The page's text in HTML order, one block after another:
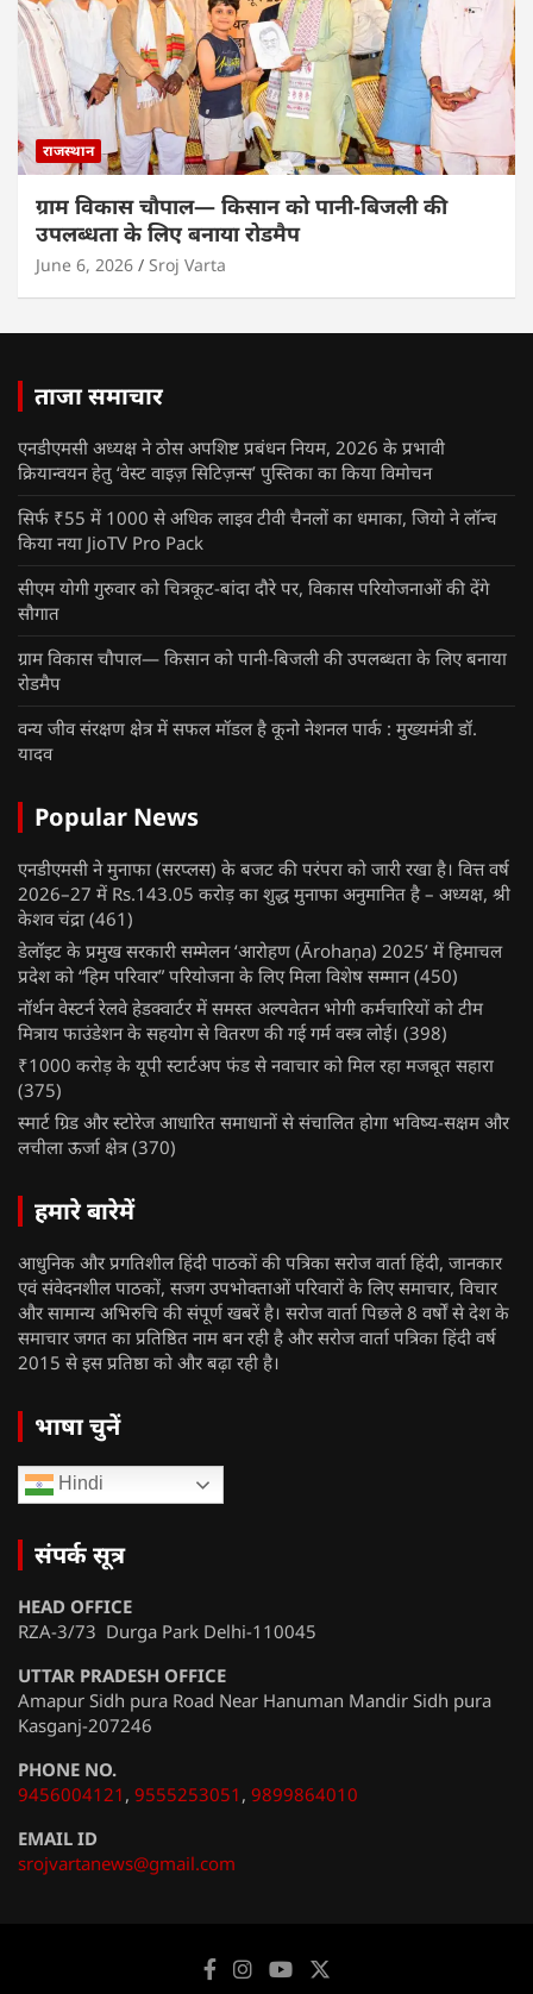
राजस्थान
ग्राम विकास चौपाल— किसान को पानी-बिजली की
उपलब्धता के लिए बनाया रोडमैप
June 6, 2026 Sroj Varta
ताजा समाचार
एनडीएमसी अध्यक्ष ने ठोस अपशिष्ट प्रबंधन नियम, 2026 के प्रभावी
क्रियान्वयन हेतु ‘वेस्ट वाइज़ सिटिज़न्स’ पुस्तिका का किया विमोचन
सिर्फ ₹55 में 1000 से अधिक लाइव टीवी चैनलों का धमाका, जियो ने लॉन्च
किया नया JioTV Pro Pack
सीएम योगी गुरुवार को चित्रकूट-बांदा दौरे पर, विकास परियोजनाओं की देंगे
सौगात
ग्राम विकास चौपाल— किसान को पानी-बिजली की उपलब्धता के लिए बनाया
रोडमैप
वन्य जीव संरक्षण क्षेत्र में सफल मॉडल है कूनो नेशनल पार्क : मुख्यमंत्री डॉ.
यादव
Popular News
एनडीएमसी ने मुनाफा (सरप्लस) के बजट की परंपरा को जारी रखा है। वित्त वर्ष
2026–27 में Rs.143.05 करोड़ का शुद्ध मुनाफा अनुमानित है – अध्यक्ष, श्री
केशव चंद्रा (461)
डेलॉइट के प्रमुख सरकारी सम्मेलन ‘आरोहण (Ārohaṇa) 2025’ में हिमाचल
प्रदेश को “हिम परिवार” परियोजना के लिए मिला विशेष सम्मान (450)
नॉर्थन वेस्टर्न रेलवे हेडक्वार्टर में समस्त अल्पवेतन भोगी कर्मचारियों को टीम
मित्राय फाउंडेशन के सहयोग से वितरण की गई गर्म वस्त्र लोई। (398)
₹1000 करोड़ के यूपी स्टार्टअप फंड से नवाचार को मिल रहा मजबूत सहारा
(375)
स्मार्ट ग्रिड और स्टोरेज आधारित समाधानों से संचालित होगा भविष्य-सक्षम और
लचीला ऊर्जा क्षेत्र (370)
हमारे बारेमें
आधुनिक और प्रगतिशील हिंदी पाठकों की पत्रिका सरोज वार्ता हिंदी, जानकार
एवं संवेदनशील पाठकों, सजग उपभोक्ताओं परिवारों के लिए समाचार, विचार
और सामान्य अभिरुचि की संपूर्ण खबरें है। सरोज वार्ता पिछले 8 वर्षों से देश के
समाचार जगत का प्रतिष्ठित नाम बन रही है और सरोज वार्ता पत्रिका हिंदी वर्ष
2015 से इस प्रतिष्ठा को और बढ़ा रही है।
भाषा चुनें
Hindi
संपर्क सूत्र
HEAD OFFICE
RZA-3/73 Durga Park Delhi-110045
UTTAR PRADESH OFFICE
Amapur Sidh pura Road Near Hanuman Mandir Sidh pura
Kasganj-207246
PHONE NO.
9456004121 , 9555253051 , 9899864010
EMAIL ID
srojvartanews@gmail.com